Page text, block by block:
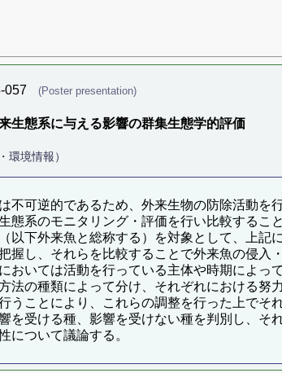
057 (Poster presentation)
生態系に与える影響の群集生態学的評価
環境情報）
不可逆的であるため、外来生物の防除活動
態系のモニタリング・評価を行い比較する
以下外来魚と総称する）を対象として、上
握し、それらを比較することで外来魚の侵
おいては活動を行っている主体や時期によ
法の種類によって分け、それぞれにおける
うことにより、これらの調整を行った上で
を受ける種、影響を受けない種を判別し、
について議論する。